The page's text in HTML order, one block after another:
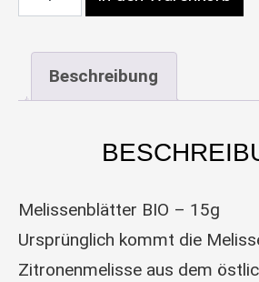
Beschreibung
Melissenblätter BIO – 15g
Ursprünglich kommt die
Zitronenmelisse aus dem